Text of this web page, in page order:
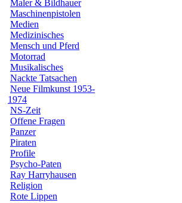
Maler & Bildhauer
Maschinenpistolen
Medien
Medizinisches
Mensch und Pferd
Motorrad
Musikalisches
Nackte Tatsachen
Neue Filmkunst 1953-
1974
NS-Zeit
Offene Fragen
Panzer
Piraten
Profile
Psycho-Paten
Ray Harryhausen
Religion
Rote Lippen